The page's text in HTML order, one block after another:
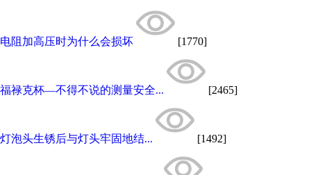
电阻加高压时为什么会损坏 [1770]
福禄克杯—不得不说的测量安全... [2465]
灯泡头生锈后与灯头牢固地结... [1492]